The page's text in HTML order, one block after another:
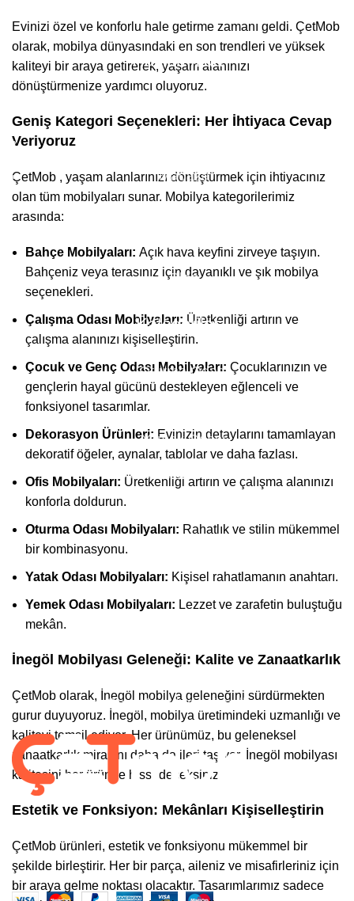
Evinizi özel ve konforlu hale getirme zamanı geldi. ÇetMob
olarak, mobilya dünyasındaki en son trendleri ve yüksek
kaliteyi bir araya getirerek, yaşam alanınızı
dönüştürmenize yardımcı oluyoruz.
Geniş Kategori Seçenekleri: Her İhtiyaca Cevap
Veriyoruz
ÇetMob , yaşam alanlarınızı dönüştürmek için ihtiyacınız
olan tüm mobilyaları sunar. Mobilya kategorilerimiz
arasında:
Bahçe Mobilyaları: Açık hava keyfini zirveye taşıyın.
Bahçeniz veya terasınız için dayanıklı ve şık mobilya
seçenekleri.
Çalışma Odası Mobilyaları: Üretkenliği artırın ve
çalışma alanınızı kişiselleştirin.
Çocuk ve Genç Odası Mobilyaları: Çocuklarınızın ve
gençlerin hayal gücünü destekleyen eğlenceli ve
fonksiyonel tasarımlar.
Dekorasyon Ürünleri: Evinizin detaylarını tamamlayan
dekoratif öğeler, aynalar, tablolar ve daha fazlası.
Ofis Mobilyaları: Üretkenliği artırın ve çalışma alanınızı
konforla doldurun.
Oturma Odası Mobilyaları: Rahatlık ve stilin mükemmel
bir kombinasyonu.
Yatak Odası Mobilyaları: Kişisel rahatlamanın anahtarı.
Yemek Odası Mobilyaları: Lezzet ve zarafetin buluştuğu
mekân.
İnegöl Mobilyası Geleneği: Kalite ve Zanaatkarlık
ÇetMob olarak, İnegöl mobilya geleneğini sürdürmekten
gurur duyuyoruz. İnegöl, mobilya üretimindeki uzmanlığı ve
kaliteyi temsil ediyor. Her ürünümüz, bu geleneksel
zanaatkarlık mirasını daha da ileri taşıyor. İnegöl mobilyası
kalitesini her üründe hissedeceksiniz.
Estetik ve Fonksiyon: Mekânları Kişiselleştirin
ÇetMob ürünleri, estetik ve fonksiyonu mükemmel bir
şekilde birleştirir. Her bir parça, aileniz ve misafirleriniz için
bir araya gelme noktası olacaktır. Tasarımlarımız sadece
Hakkımızda
Mağaza
S.S.S
Blog
Kategoriler
Oturma Odası
Yatak Odası
Yemek Odası
Çocuk & Genç Odası
Kurumsal
Gizlilik Politikası
Garanti ve İade Koşulları
2022-2025 CREATED BY |ÇetMob | İnegöl Mobilyası| Tüm Hakları
Saklıdır. |En Soft | Tarafından Yapıldı.